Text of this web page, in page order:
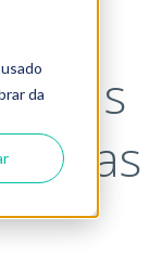
da das